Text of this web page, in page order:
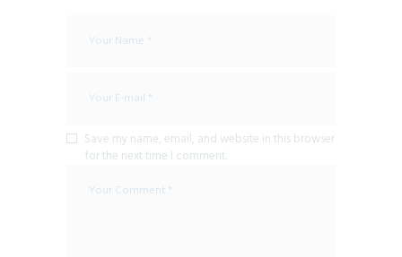
Save my name, email, and website in this browser
for the next time I comment.